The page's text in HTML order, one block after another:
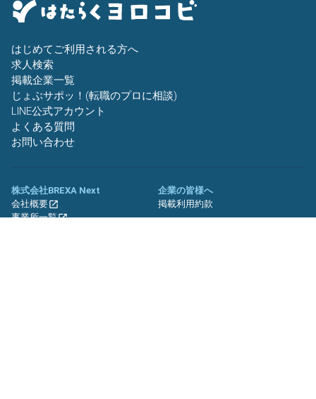
はじめてご利用される方へ
求人検索
掲載企業一覧
じょぶサポッ！(転職のプロに相談)
LINE公式アカウント
よくある質問
お問い合わせ
株式会社BREXA Next
会社概要
事業所一覧
企業の皆様へ
掲載利用約款